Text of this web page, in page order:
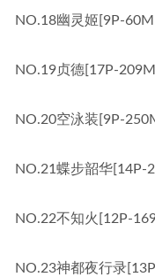
NO.18幽灵姬[9P-
NO.19贞德[17P-
NO.20空泳装[9P-
NO.21蝶步韶华[14P-
NO.22不知火[12P-
NO.23神都夜行录